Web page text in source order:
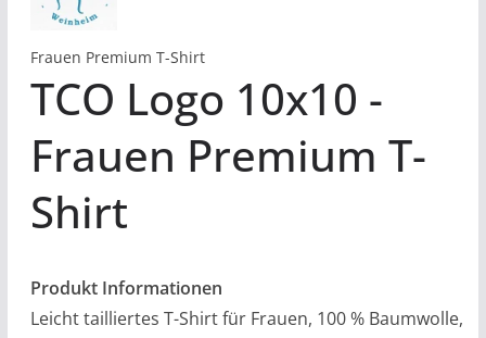
Frauen Premium T-Shirt
TCO Logo 10x10
Frauen Premium T-
Shirt
Produkt Informationen
Leicht tailliertes T-Shirt für Frauen, 100 % Baumwolle,